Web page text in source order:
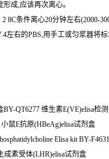
成,应该再次离心。
条件离心20分钟左右(2000-
左右的PBS,用手工或匀浆器
QT6277 维生素E(VE)elisa检
鼠E抗原(HBeAg)elisa试剂盒
Elisa kit BY-
成素受体(LHR)elisa试剂盒